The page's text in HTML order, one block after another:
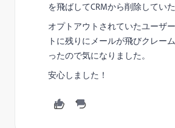
を飛ばしてCRMから削除してい
オプトアウトされていたユーザ
トに残りにメールが飛びクレー
ったので気になりました。
安心しました！